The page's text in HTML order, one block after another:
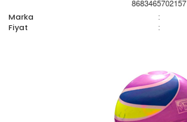
8683465702157
Marka
:
Fiyat :